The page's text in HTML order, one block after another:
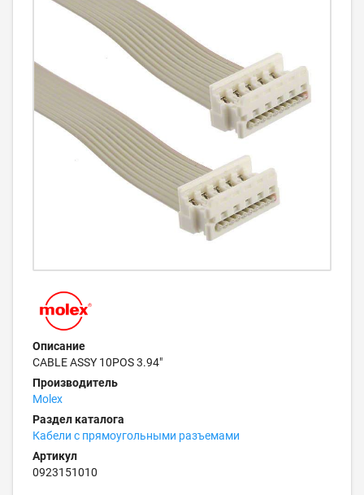
Описание
CABLE ASSY 10POS 3.94"
Производитель
Molex
Раздел каталога
Кабели с прямоугольными разъемами
Артикул
0923151010